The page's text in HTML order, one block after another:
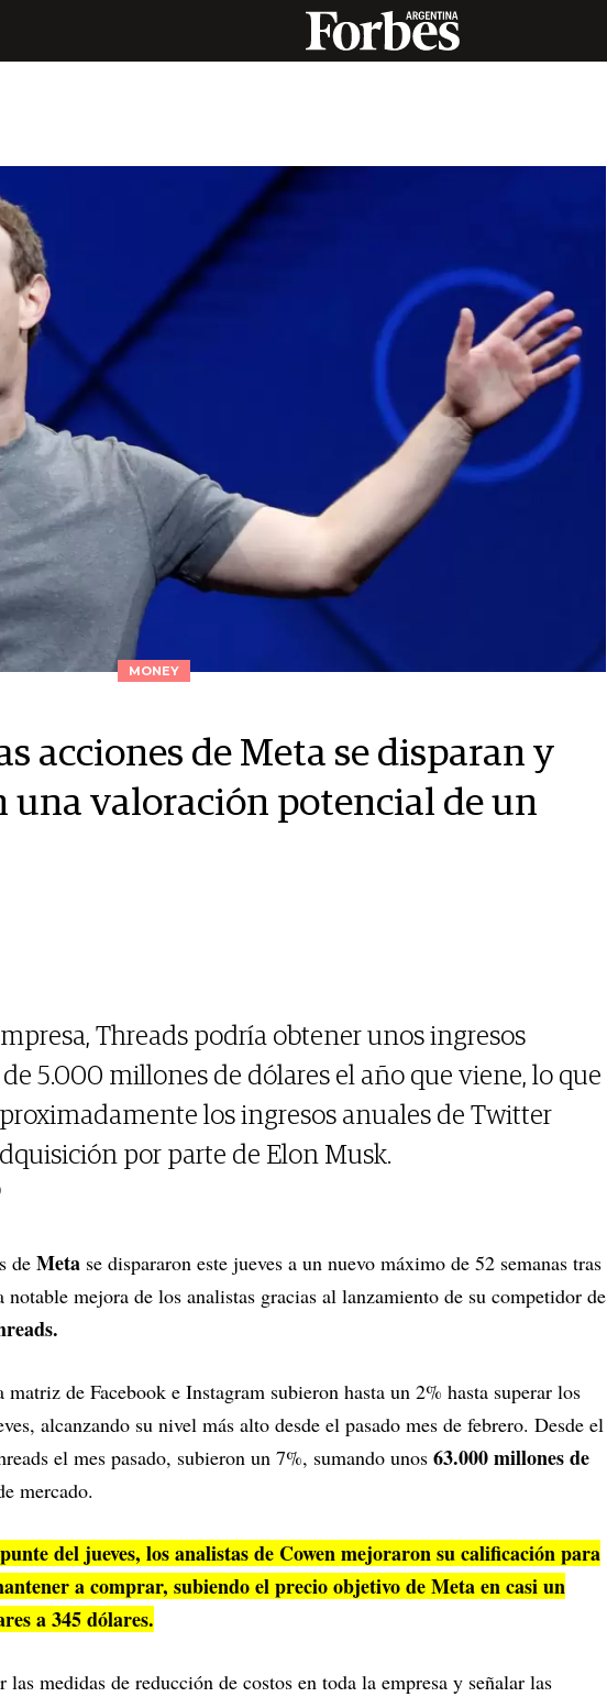
MONEY
acciones de Meta se disparan y
una valoración potencial de un
Threads podría obtener unos ingresos
5.000 millones de dólares el año que viene, lo que
los ingresos anuales de Twitter
por parte de Elon Musk.
de Meta se dispararon este jueves a un nuevo máximo de 52 semanas tras
mejora de los analistas gracias al lanzamiento de su competidor de
matriz de Facebook e Instagram subieron hasta un 2% hasta superar los
alcanzando su nivel más alto desde el pasado mes de febrero. Desde el
el mes pasado, subieron un 7%, sumando unos 63.000 millones de
mercado.
del jueves, los analistas de Cowen mejoraron su calificación para
a comprar, subiendo el precio objetivo de Meta en casi un
a 345 dólares.
las medidas de reducción de costos en toda la empresa y señalar las